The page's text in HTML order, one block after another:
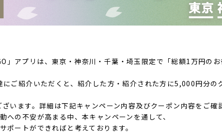
アプリは、東京・神奈川・千葉・埼玉限定で「総額1万円のお
ご紹介いただくと、紹介した方・紹介された方に5,000円分の
います。詳細は下記キャンペーン内容及びクーポン内容をご確
への不安が高まる中、本キャンペーンを通して、
ポートができればと考えております。